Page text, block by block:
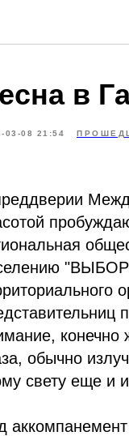
в
03-08 21:54
обычно
свету еще и